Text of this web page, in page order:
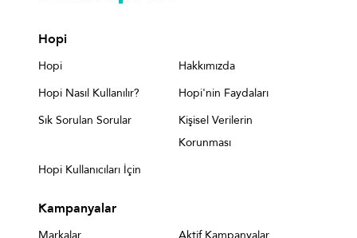
Hopi
Hopi
Hakkımızda
Hopi Nasıl Kullanılır?
Hopi'nin Faydaları
Sık Sorulan Sorular
Kişisel Verilerin
Korunması
Hopi Kullanıcıları İçin
Kampanyalar
Markalar
Aktif Kampanyalar